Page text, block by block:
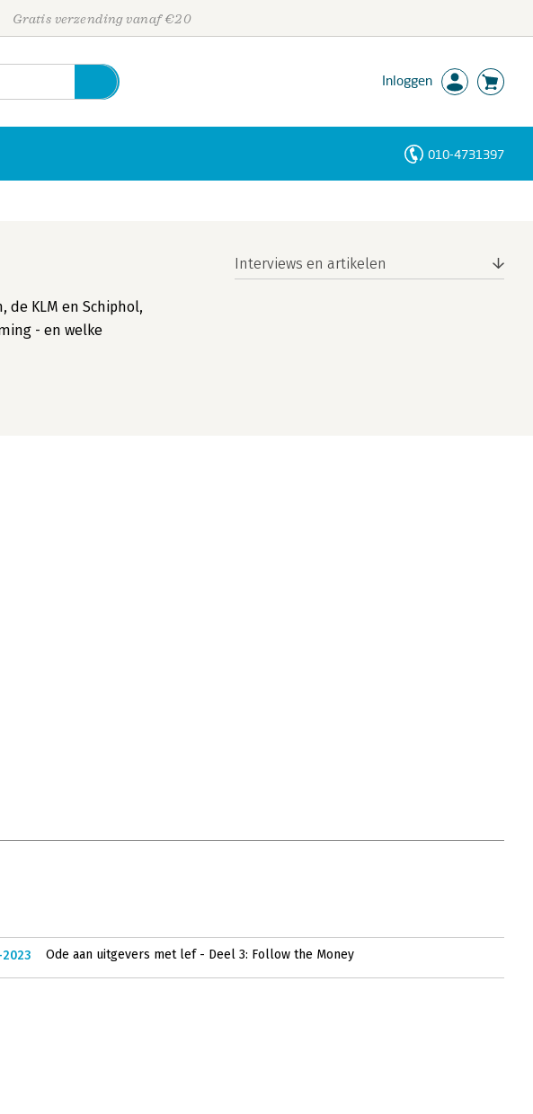
Gratis verzending vanaf €20
Inloggen
010-4731397
KLM en Schiphol,
- en welke
Interviews en artikelen
Ode aan uitgevers met lef - Deel 3: Follow the Money
Personen